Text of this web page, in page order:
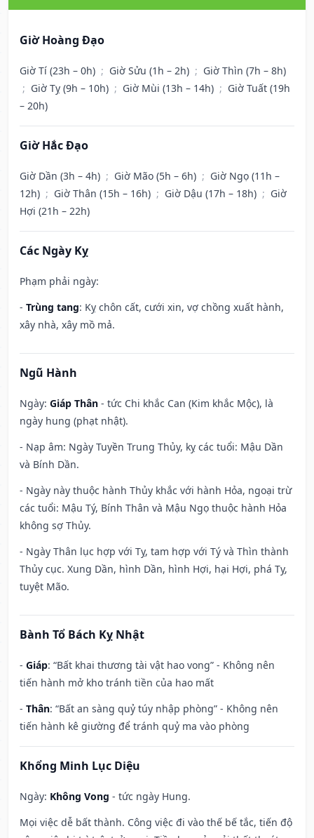
Giờ Hoàng Đạo
Giờ Tí (23h – 0h) ; Giờ Sửu (1h – 2h) ; Giờ Thìn (7h – 8h)
; Giờ Tỵ (9h – 10h) ; Giờ Mùi (13h – 14h) ; Giờ Tuất (19h
– 20h)
Giờ Hắc Đạo
Giờ Dần (3h – 4h) ; Giờ Mão (5h – 6h) ; Giờ Ngọ (11h –
12h) ; Giờ Thân (15h – 16h) ; Giờ Dậu (17h – 18h) ; Giờ
Hợi (21h – 22h)
Các Ngày Kỵ
Phạm phải ngày:
- Trùng tang: Kỵ chôn cất, cưới xin, vợ chồng xuất hành,
xây nhà, xây mồ mả.
Ngũ Hành
Ngày: Giáp Thân - tức Chi khắc Can (Kim khắc Mộc), là
ngày hung (phạt nhật).
- Nạp âm: Ngày Tuyền Trung Thủy, kỵ các tuổi: Mậu Dần
và Bính Dần.
- Ngày này thuộc hành Thủy khắc với hành Hỏa, ngoại trừ
các tuổi: Mậu Tý, Bính Thân và Mậu Ngọ thuộc hành Hỏa
không sợ Thủy.
- Ngày Thân lục hợp với Tỵ, tam hợp với Tý và Thìn thành
Thủy cục. Xung Dần, hình Dần, hình Hợi, hại Hợi, phá Tỵ,
tuyệt Mão.
Bành Tổ Bách Kỵ Nhật
- Giáp: “Bất khai thương tài vật hao vong” - Không nên
tiến hành mở kho tránh tiền của hao mất
- Thân: “Bất an sàng quỷ túy nhập phòng” - Không nên
tiến hành kê giường để tránh quỷ ma vào phòng
Khổng Minh Lục Diệu
Ngày: Không Vong - tức ngày Hung.
Mọi việc dễ bất thành. Công việc đi vào thế bế tắc, tiến độ